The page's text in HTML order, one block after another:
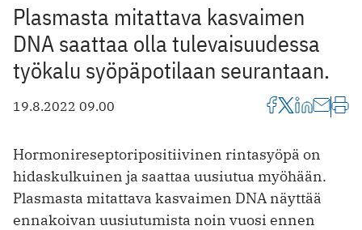
Plasmasta mitattava kasvaimen
DNA saattaa olla tulevaisuudessa
työkalu syöpäpotilaan seurantaan.
19.8.2022 09.00
Hormonireseptoripositiivinen rintasyöpä on
hidaskulkuinen ja saattaa uusiutua myöhään.
Plasmasta mitattava kasvaimen DNA näyttää
ennakoivan uusiutumista noin vuosi ennen